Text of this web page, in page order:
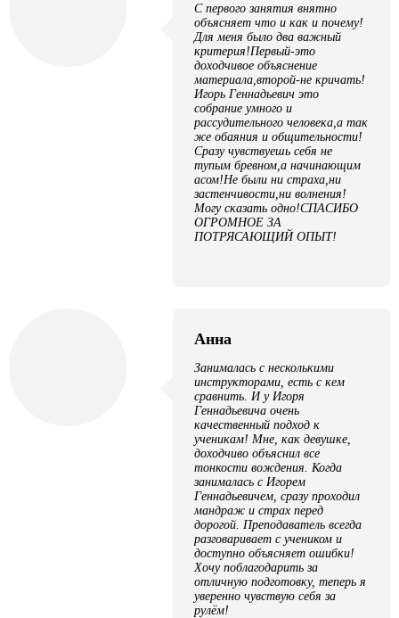
С первого занятия внятно
объясняет что и как и почему!
Для меня было два важный
критерия!Первый-это
доходчивое объяснение
материала,второй-не кричать!
Игорь Геннадьевич это
собрание умного и
рассудительного человека,а так
же обаяния и общительности!
Сразу чувствуешь себя не
тупым бревном,а начинающим
асом!Не были ни страха,ни
застенчивости,ни волнения!
Могу сказать одно!СПАСИБО
ОГРОМНОЕ ЗА
ПОТРЯСАЮЩИЙ ОПЫТ!
Анна
Занималась с несколькими
инструкторами, есть с кем
сравнить. И у Игоря
Геннадьевича очень
качественный подход к
ученикам! Мне, как девушке,
доходчиво объяснил все
тонкости вождения. Когда
занималась с Игорем
Геннадьевичем, сразу проходил
мандраж и страх перед
дорогой. Преподаватель всегда
разговаривает с учеником и
доступно объясняет ошибки!
Хочу поблагодарить за
отличную подготовку, теперь я
уверенно чувствую себя за
рулём!